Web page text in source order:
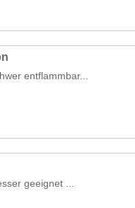
entflammbar...
geeignet ...